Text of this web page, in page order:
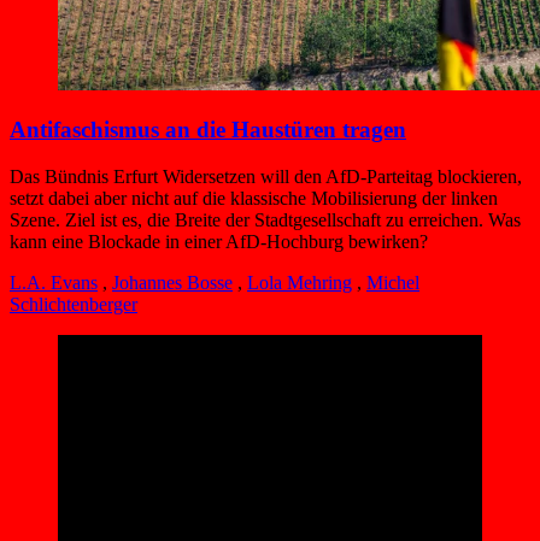
Antifaschismus an die Haustüren tragen
Das Bündnis Erfurt Widersetzen will den AfD-Parteitag blockieren,
setzt dabei aber nicht auf die klassische Mobilisierung der linken
Szene. Ziel ist es, die Breite der Stadtgesellschaft zu erreichen. Was
kann eine Blockade in einer AfD-Hochburg bewirken?
L.A. Evans , Johannes Bosse , Lola Mehring , Michel
Schlichtenberger